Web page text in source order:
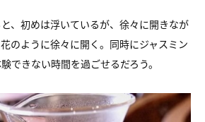
、初めは浮いているが、徐々に開きなが
のように徐々に開く。同時にジャスミン
できない時間を過ごせるだろう。